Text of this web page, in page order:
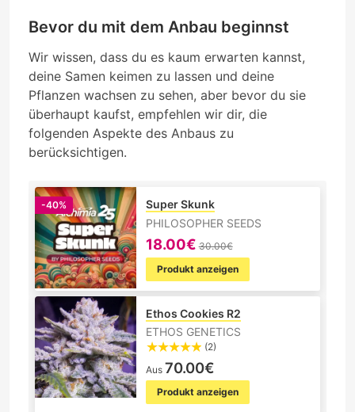
Bevor du mit dem Anbau beginnst
Wir wissen, dass du es kaum erwarten kannst,
deine Samen keimen zu lassen und deine
Pflanzen wachsen zu sehen, aber bevor du sie
überhaupt kaufst, empfehlen wir dir, die
folgenden Aspekte des Anbaus zu
berücksichtigen.
-40%
Super Skunk
PHILOSOPHER SEEDS
18.00€ 30.00€
Produkt anzeigen
Ethos Cookies R2
ETHOS GENETICS
(2)
Aus 70.00€
Produkt anzeigen